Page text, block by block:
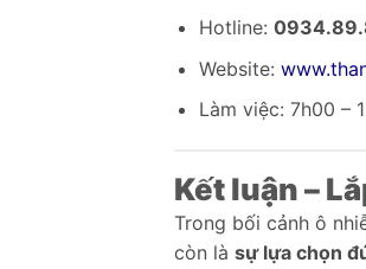
Hotline:
Website:
Làm việc: 7h00 –
Kết luận –
Trong bối cảnh ô
còn là sự lựa chọn